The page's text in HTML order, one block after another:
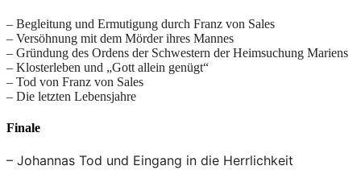
– Begleitung und Ermutigung durch Franz von Sales
– Versöhnung mit dem Mörder ihres Mannes
– Gründung des Ordens der Schwestern der Heimsuchung Mariens
– Klosterleben und „Gott allein genügt“
– Tod von Franz von Sales
– Die letzten Lebensjahre
Finale
– Johannas Tod und Eingang in die Herrlichkeit